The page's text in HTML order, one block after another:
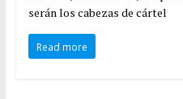
serán los cabezas de cártel
Read more